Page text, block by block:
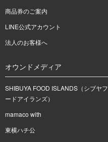
商品券のご案内
LINE公式アカウント
法人のお客様へ
オウンドメディア
SHIBUYA FOOD ISLANDS（シブヤフ
ードアイランズ）
mamaco with
東横ハチ公